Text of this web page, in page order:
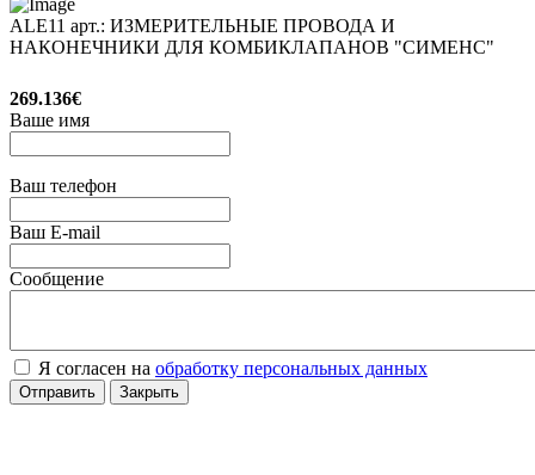
ALE11 арт.: ИЗМЕРИТЕЛЬНЫЕ ПРОВОДА И
НАКОНЕЧНИКИ ДЛЯ КОМБИКЛАПАНОВ "СИМЕНС"
269.136€
Ваше имя
Ваш телефон
Ваш E-mail
Сообщение
Я согласен на обработку персональных данных
Отправить Закрыть